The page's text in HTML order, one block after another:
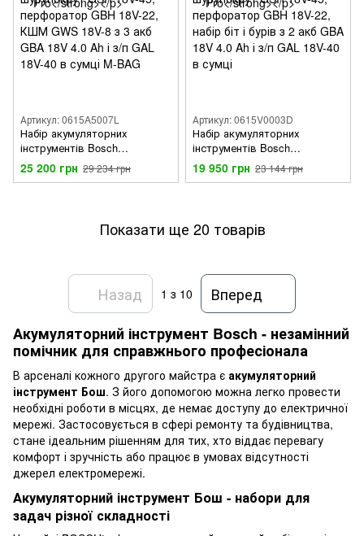
Артикул: 0615A5007L
Набір акумуляторних
інструментів Bosch
Professional: дриль-
шурупокрут GSR 18V-45,
18V 4.0 Ah і з/п GAL 18V-40 в
25 200 грн 29 234 грн
Артикул: 0615V0003D
Набір акумуляторних
інструментів Bosch
Professional: дриль-
шурупокрут GSR 18V-45,
18V 4.0 Ah і з/п GAL 18V-40 в
сумці
19 950 грн 23 144 грн
Показати ще 20 товарів
Назад 1 з 10
Вперед
Акумуляторний інструмент Bosch - незамінний
помічник для справжнього професіонала
В арсеналі кожного другого майстра є акумуляторний
інструмент Бош. З його допомогою можна легко провести
необхідні роботи в місцях, де немає доступу до електричної
мережі. Застосовується в сфері ремонту та будівництва,
стане ідеальним рішенням для тих, хто віддає перевагу
комфорт і зручність або працює в умовах відсутності
джерел електромережі.
Акумуляторний інструмент Бош - набори для
задач різної складності